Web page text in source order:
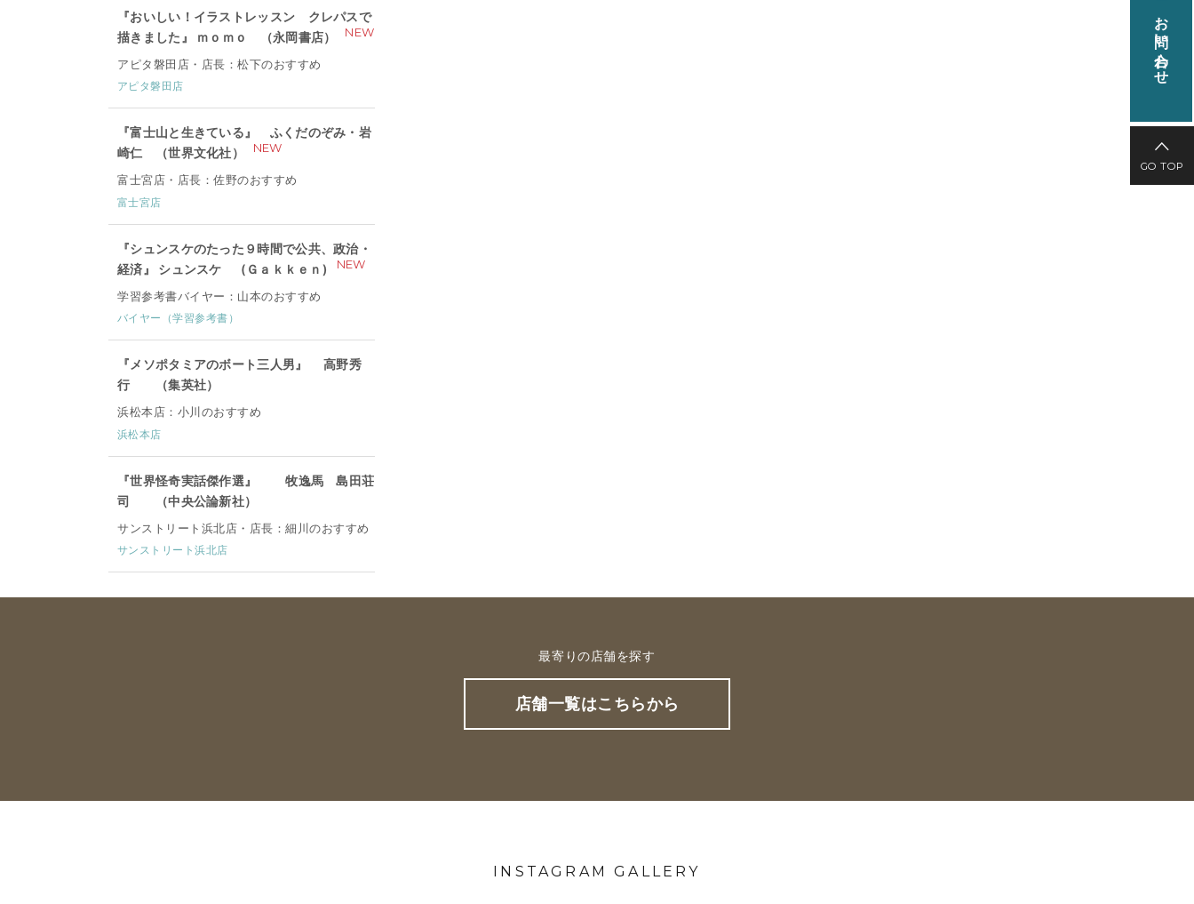
お問い合わせ
GO TOP
『おいしい！イラストレッスン クレパスで
描きました』 ｍｏｍｏ （永岡書店）
NEW
アピタ磐田店・店長：松下のおすすめ
アピタ磐田店
『富士山と生きている』 ふくだのぞみ・岩
崎仁 （世界文化社）
NEW
富士宮店・店長：佐野のおすすめ
富士宮店
『シュンスケのたった９時間で公共、政治・
経済』 シュンスケ (Ｇａｋｋｅｎ)
NEW
学習参考書バイヤー：山本のおすすめ
バイヤー（学習参考書）
『メソポタミアのボート三人男』 高野秀
行 （集英社）
浜松本店：小川のおすすめ
浜松本店
『世界怪奇実話傑作選』 牧逸馬 島田荘
司 （中央公論新社）
サンストリート浜北店・店長：細川のおすすめ
サンストリート浜北店
最寄りの店舗を探す
店舗一覧はこちらから
INSTAGRAM GALLERY